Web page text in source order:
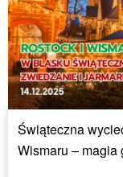
Świąteczna
Wismaru – magia